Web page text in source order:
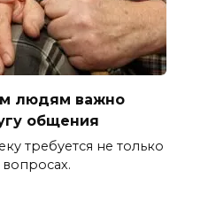
людям важно
общения
требуется не только